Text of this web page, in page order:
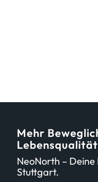
Mehr
NeoNorth – Deine
Stuttgart.